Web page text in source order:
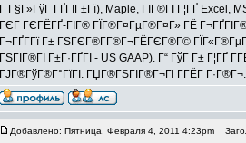
Г Г§Г»ГўГ ГҐГІГ±Гї), Maple, ГІГ®ГІ Г¦ГҐ Excel,
ГЄГ ГЄГЁГҐ-ГІГ® ГЇГ®Г¤ГµГ®Г¤Г» ГЁ
Г¬ГҐГ­Гї Г± ГЅГЄГ®Г­Г®Г¬ГЁГЄГ®Г©
ГЅГІГ®ГІ Г±Г·ГҐГІ - US GAAP). Г“ ГўГ Г±
ГЈГ®ГўГ®Г°ГїГІ. ГЏГ®ГЅГІГ®Г¬Гі Г­ГЁГ Г·Г®Г¬.
Добавлено: Пятница, Февраля 4, 2011 4:23pm